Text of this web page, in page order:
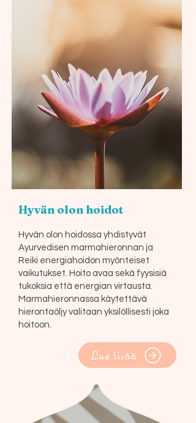
Hyvän olon hoidot
Hyvän olon hoidossa yhdistyvät
Ayurvedisen marmahieronnan ja
Reiki energiahoidon myönteiset
vaikutukset. Hoito avaa sekä fyysisiä
tukoksia että energian virtausta.
Marmahieronnassa käytettävä
hierontaöljy valitaan yksilöllisesti joka
hoitoon.
Lue lisää